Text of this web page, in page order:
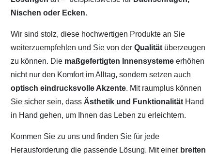
Nischen oder Ecken.
Wir sind stolz, diese hochwertigen Produkte an Sie
weiterzuempfehlen und Sie von derQualität überzeugen
zu können. Die maßgefertigten Innensystemeerhöhen
nicht nur den Komfort im Alltag, sondern setzen auch
optisch eindrucksvolle Akzente. Mit raumplus können
Sie sicher sein, dass Ästhetik und Funktionalität Hand
in Hand gehen, um Ihnen das Leben zu erleichtern.
Kommen Sie zu uns und finden Sie für jede
Herausforderung die passende Lösung. Mit einer breiten